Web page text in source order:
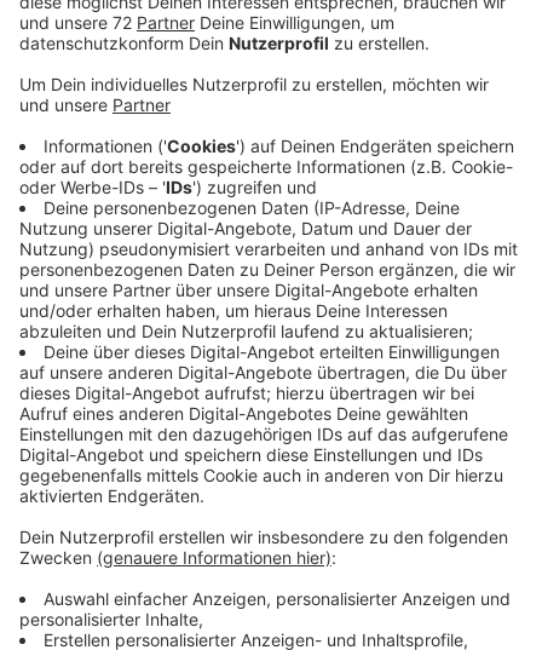
Anzeige
übernimmt und was sich verbessern lässt. Je mehr
Hände mit anpacken, umso besser ist das Ergebnis:
Die Gemeinde und die Bürgerstiftung möchten weitere
Vereine und Gruppen ins Boot holen. Bei einem Treffen
im Januar soll dann geklärt werden, wie sich die Arbeit
am besten koordinieren lässt, um den Rhodepark in
Ordnung zu halten. Dabei soll es dann beispielsweise
um den Rückschnitt der Blumenwiese gehen und wer
den Grünschnitt abholt. Jetzt im Herbst und Winter
ruht die Arbeit, doch noch vor dem Frühling sollen die
weiteren Schritte feststehen. In diesen Tagen bringt
der Bauhof noch Stellen in Wegen in Ordnung, die
durch Starkregen abgesackt sind. Und es findet noch
eine Baumkontrolle statt. Dabei prüft der Bauhof den
Zustand der Bäume im Park, er schaut sich die Kronen
an und schneidet lockere oder tote Äste ab.
Anschließend geht der Park in die Winterruhe.